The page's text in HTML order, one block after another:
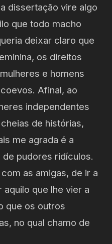
dissertação vire algo
que todo macho
deixar claro que
os direitos
e homens
Afinal, ao
independentes
de histórias,
me agrada é a
pudores ridículos.
as amigas, de ir a
que lhe vier a
que os outros
no qual chamo de